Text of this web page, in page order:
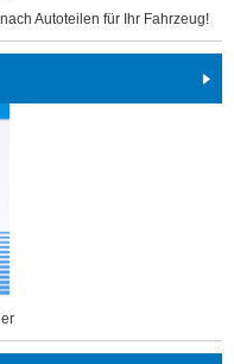
Autoteilen für Ihr Fahrzeug!